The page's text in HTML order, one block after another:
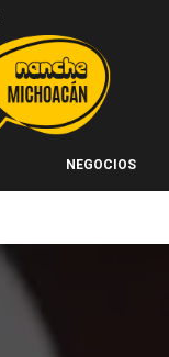
NEGOCIOS